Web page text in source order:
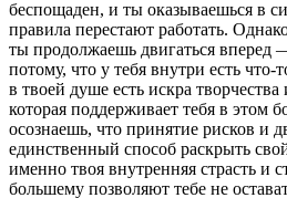
беспощаден, и ты оказываешься в
правила перестают работать.
ты продолжаешь двигаться
потому, что у тебя внутри есть
в твоей душе есть искра
которая поддерживает тебя в этом
осознаешь, что принятие рисков и
единственный способ раскрыть
именно твоя внутренняя страсть и
большему позволяют тебе не